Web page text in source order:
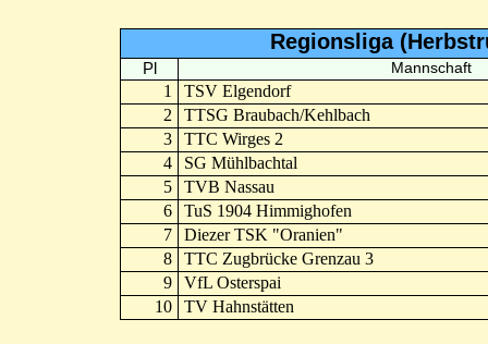
Regionsliga
Pl Mannschaft
1
TSV Elgendorf
2
TTSG Braubach/Kehlbach
3
TTC Wirges 2
4
SG Mühlbachtal
5
TVB Nassau
6
TuS 1904 Himmighofen
7
Diezer TSK "Oranien"
8
TTC Zugbrücke Grenzau 3
9
VfL Osterspai
10
TV Hahnstätten